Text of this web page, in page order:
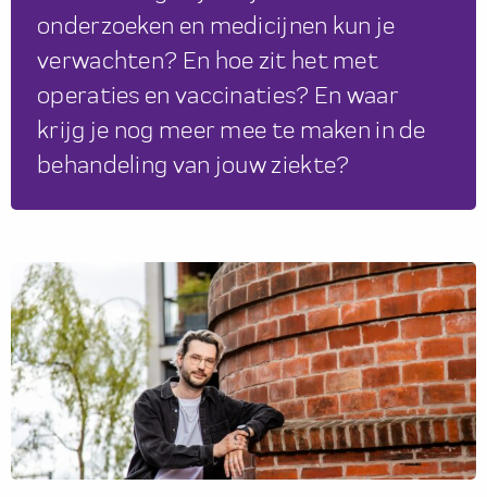
onderzoeken en medicijnen kun je
verwachten? En hoe zit het met
operaties en vaccinaties? En waar
krijg je nog meer mee te maken in de
behandeling van jouw ziekte?